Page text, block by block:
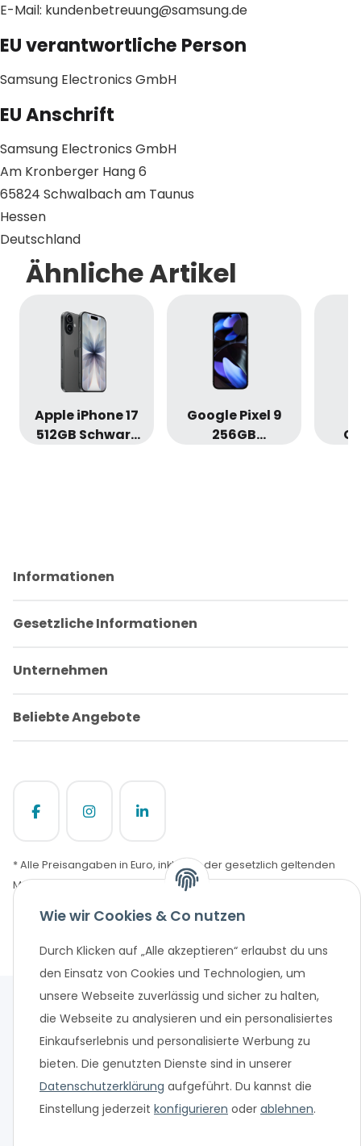
E-Mail: kundenbetreuung@samsung.de
EU verantwortliche Person
Samsung Electronics GmbH
EU Anschrift
Samsung Electronics GmbH
Am Kronberger Hang 6
65824 Schwalbach am Taunus
Hessen
Deutschland
Ähnliche Artikel
Apple iPhone 17
512GB Schwarz
Google Pixel 9
256GB
Informationen
Gesetzliche Informationen
Unternehmen
Beliebte Angebote
* Alle Preisangaben in Euro, inklusive der gesetzlich geltenden
MwSt. und Versandkosten bei Überweisung oder 0%
Zahlungsarten anfallen. Finanzierungsangebot vorbehaltlich
einer abschließenden positiven Bonitätsprüfung und
Antragsprüfung. Änderungen und Irrtümer vorbehalten.
Wie wir Cookies & Co nutzen
Durch Klicken auf „Alle akzeptieren“ erlaubst du uns
den Einsatz von Cookies und Technologien, um
unsere Webseite zuverlässig und sicher zu halten,
die Webseite zu analysieren und ein personalisiertes
Einkaufserlebnis und personalisierte Werbung zu
bieten. Die genutzten Dienste sind in unserer
Datenschutzerklärung aufgeführt. Du kannst die
Einstellung jederzeit konfigurieren oder ablehnen.